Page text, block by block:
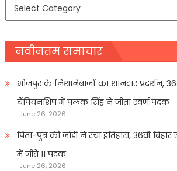
नवीनतम समाचार
भोजपुर के निशानेबाजों का शानदार प्रदर्शन,
चैंपियनशिप में पलक सिंह ने जीता स्वर्ण पदक
June 26, 2026
पिता-पुत्र की जोड़ी ने रचा इतिहास, 36वीं
में जीते 11 पदक
June 26, 2026